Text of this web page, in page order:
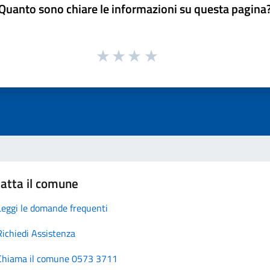
sono chiare le informazioni su questa
il comune
le domande frequenti
Assistenza
il comune 0573 3711